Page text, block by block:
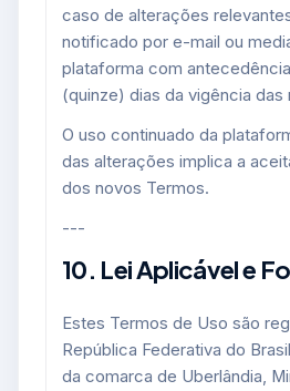
caso de alterações
notificado por e-mail ou
plataforma com
(quinze) dias da vigência
O uso continuado da
das alterações implica a
dos novos Termos.
---
10. Lei Aplicável e
Estes Termos de Uso são
República Federativa do
da comarca de Uberlândia,